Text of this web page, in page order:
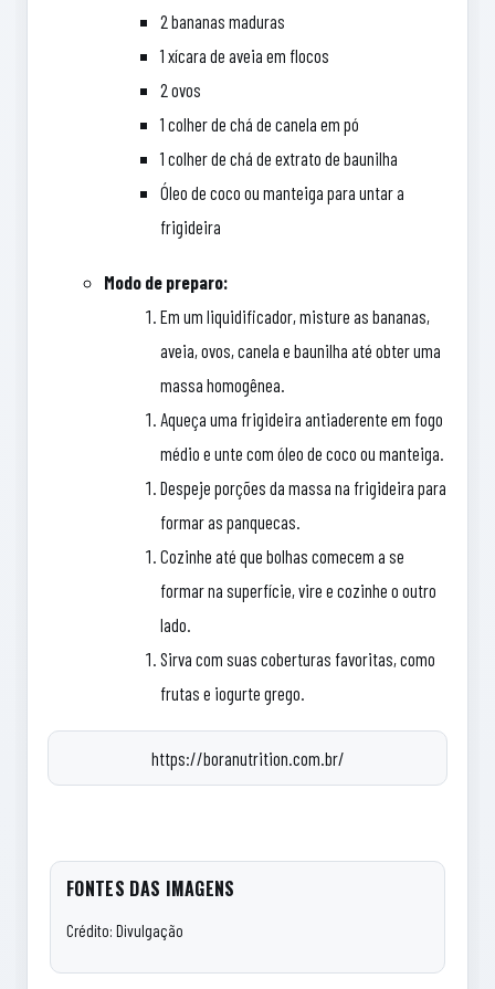
2 bananas maduras
1 xícara de aveia em flocos
2 ovos
1 colher de chá de canela em pó
1 colher de chá de extrato de baunilha
Óleo de coco ou manteiga para untar a
frigideira
Modo de preparo:
Em um liquidificador, misture as bananas,
aveia, ovos, canela e baunilha até obter uma
massa homogênea.
Aqueça uma frigideira antiaderente em fogo
médio e unte com óleo de coco ou manteiga.
Despeje porções da massa na frigideira para
formar as panquecas.
Cozinhe até que bolhas comecem a se
formar na superfície, vire e cozinhe o outro
lado.
Sirva com suas coberturas favoritas, como
frutas e iogurte grego.
https://boranutrition.com.br/
FONTES DAS IMAGENS
Crédito: Divulgação